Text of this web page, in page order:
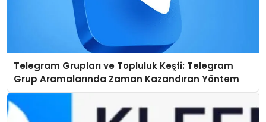
Telegram Grupları ve Topluluk Keşfi: Telegram
Grup Aramalarında Zaman Kazandıran Yöntem